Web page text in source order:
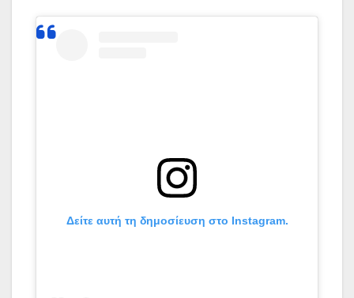
Δείτε αυτή τη δημοσίευση στο Instagram.